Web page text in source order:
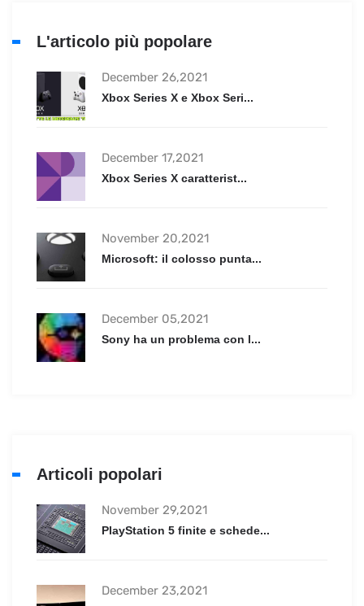
L'articolo più popolare
December 26,2021
Xbox Series X e Xbox Seri...
December 17,2021
Xbox Series X caratterist...
November 20,2021
Microsoft: il colosso punta...
December 05,2021
Sony ha un problema con l...
Articoli popolari
November 29,2021
PlayStation 5 finite e schede...
December 23,2021